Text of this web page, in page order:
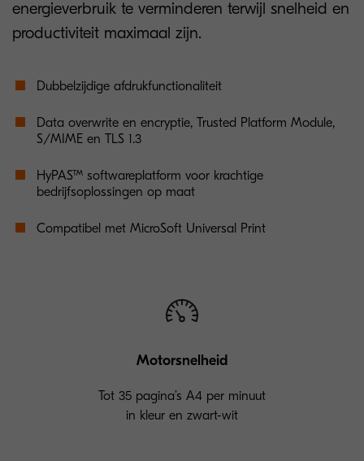
energieverbruik te verminderen terwijl snelheid en
productiviteit maximaal zijn.
Dubbelzijdige afdrukfunctionaliteit
Data overwrite en encryptie, Trusted Platform Module,
S/MIME en TLS 1.3
HyPAS™ softwareplatform voor krachtige
bedrijfsoplossingen op maat
Compatibel met MicroSoft Universal Print
Motorsnelheid
Tot 35 pagina’s A4 per minuut
in kleur en zwart-wit